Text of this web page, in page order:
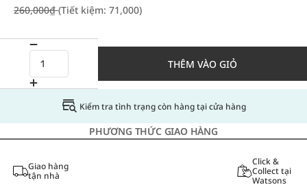
260,000₫(Tiết kiệm: 71,000)
THÊM VÀO GIỎ
Kiểm tra tình trạng còn hàng tại cửa hàng
PHƯƠNG THỨC GIAO HÀNG
Giao hàng
tận nhà
Click &
Collect tại
Watsons